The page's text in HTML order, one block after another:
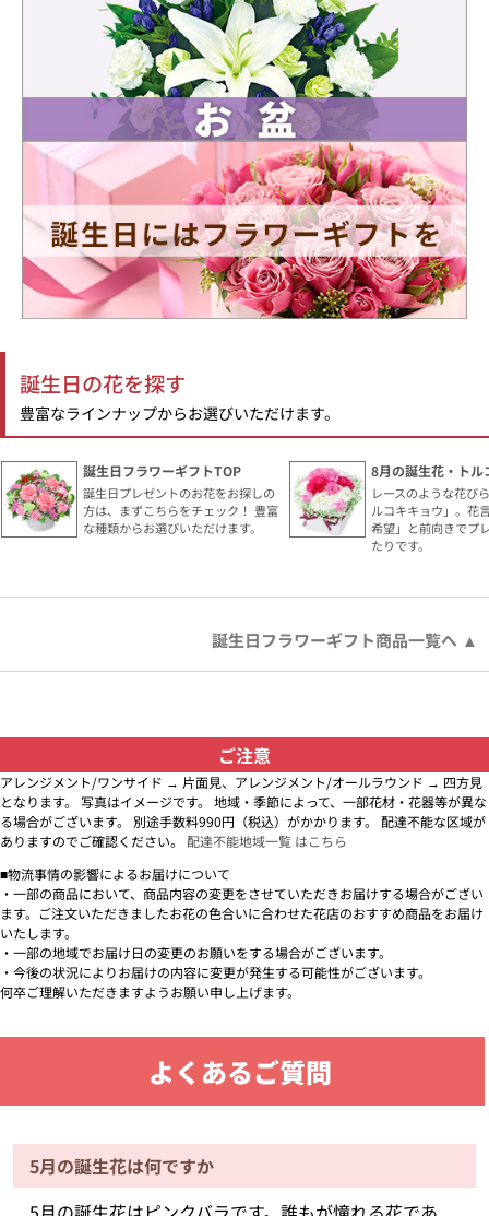
誕生日の花を探す
豊富なラインナップからお選びいただけます。
誕生日フラワーギフトTOP
誕生日プレゼントのお花をお探しの
方は、まずこちらをチェック！ 豊富
な種類からお選びいただけます。
8月の誕生花・トル
レースのような花び
ルコキキョウ」。花
希望」と前向きでプ
たりです。
誕生日フラワーギフト商品一覧へ
ご注意
アレンジメント/ワンサイド → 片面見、アレンジメント/オールラウンド → 四方見
となります。 写真はイメージです。 地域・季節によって、一部花材・花器等が異な
る場合がございます。 別途手数料990円（税込）がかかります。 配達不能な区域が
ありますのでご確認ください。 配達不能地域一覧 はこちら
■物流事情の影響によるお届けについて
・一部の商品において、商品内容の変更をさせていただきお届けする場合がござい
ます。ご注文いただきましたお花の色合いに合わせた花店のおすすめ商品をお届け
いたします。
・一部の地域でお届け日の変更のお願いをする場合がございます。
・今後の状況によりお届けの内容に変更が発生する可能性がございます。
何卒ご理解いただきますようお願い申し上げます。
よくあるご質問
5月の誕生花は何ですか